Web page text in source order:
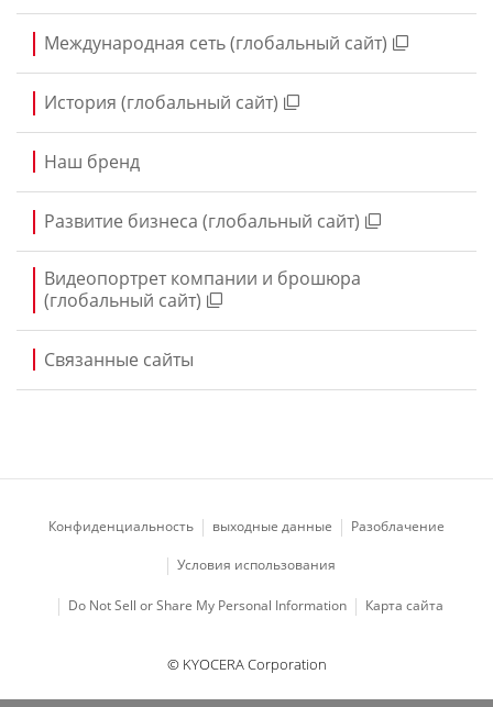
Международная сеть (глобальный сайт)
История (глобальный сайт)
Наш бренд
Развитие бизнеса (глобальный сайт)
Видеопортрет компании и брошюра
(глобальный сайт)
Связанные сайты
Конфиденциальность выходные данные Разоблачение
Условия использования
Do Not Sell or Share My Personal Information Карта сайта
© KYOCERA Corporation